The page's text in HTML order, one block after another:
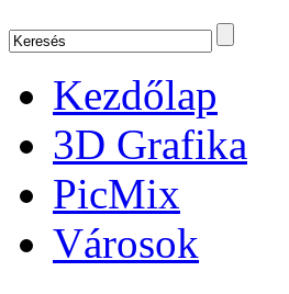
Kezdőlap
3D Grafika
PicMix
Városok